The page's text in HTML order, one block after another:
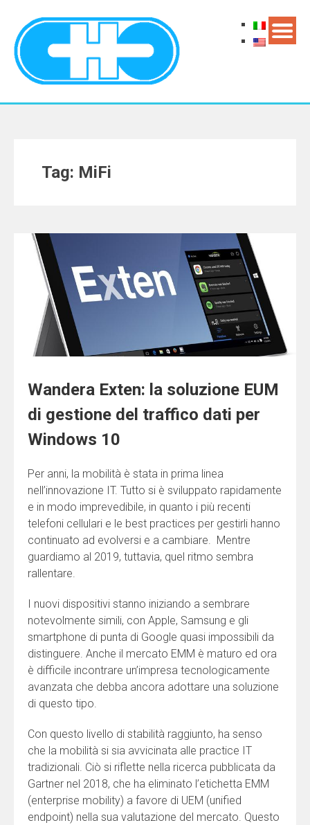
Tag: MiFi
Wandera Exten: la soluzione EUM
di gestione del traffico dati per
Windows 10
Per anni, la mobilità è stata in prima linea
nell’innovazione IT. Tutto si è sviluppato rapidamente
e in modo imprevedibile, in quanto i più recenti
telefoni cellulari e le best practices per gestirli hanno
continuato ad evolversi e a cambiare. Mentre
guardiamo al 2019, tuttavia, quel ritmo sembra
rallentare.
I nuovi dispositivi stanno iniziando a sembrare
notevolmente simili, con Apple, Samsung e gli
smartphone di punta di Google quasi impossibili da
distinguere. Anche il mercato EMM è maturo ed ora
è difficile incontrare un’impresa tecnologicamente
avanzata che debba ancora adottare una soluzione
di questo tipo.
Con questo livello di stabilità raggiunto, ha senso
che la mobilità si sia avvicinata alle practice IT
tradizionali. Ciò si riflette nella ricerca pubblicata da
Gartner nel 2018, che ha eliminato l’etichetta EMM
(enterprise mobility) a favore di UEM (unified
endpoint) nella sua valutazione del mercato. Questo